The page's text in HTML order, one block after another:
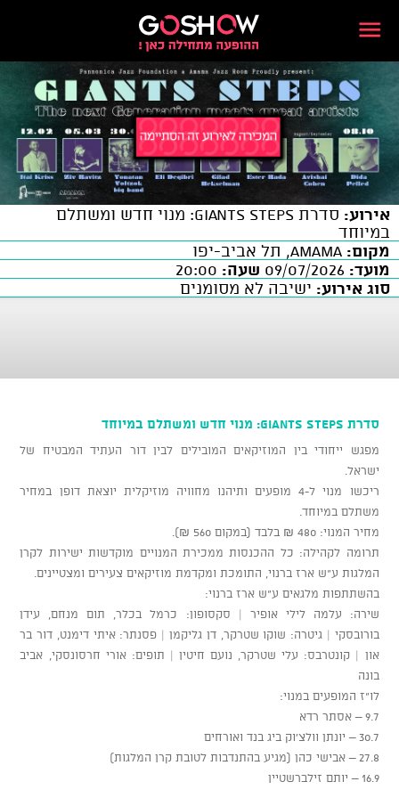
אירוע:
סדרת Giants Steps: מנוי חדש ומשתלם
במיוחד
מקום:
מועד:
שעה:
סוג אירוע: ישיבה לא מסומנים
סדרת Giants Steps: מנוי חדש ומשתלם במיוחד
מפגש ייחודי בין המוזיקאים המובילים לבין דור העתיד המבטיח של
ישראל.
ריכשו מנוי ל-4 מופעים ותיהנו מחוויה מוזיקלית יוצאת דופן במחיר
משתלם במיוחד.
​מחיר המנוי: 480 ₪ בלבד (במקום 560 ₪).
​תרומה לקהילה: כל ההכנסות ממכירת המנויים מוקדשות ישירות לקרן
המלגות ע"ש ארז ברנוי, התומכת ומקדמת מוזיקאים צעירים ומצטיינים.
​בהשתתפות מלגאים ע"ש ארז ברנוי:
​שירה: עלמה לילי אופיר | סקסופון: כרמל בכלר, תום מנחם, עידן
בורובסקי | גיטרה: שוקו שטרקר, דן גליקמן | פסנתר: איתי דימנט, דור בר
און | קונטרבס: עלי שטרקר, נועם חיטין | תופים: אורי חרסונסקי, אביב
בונה
​לו"ז המופעים במנוי:
​9.7 – אסתר רדא
​30.7 – יונתן וולצ'וק ביג בנד ואורחים
​27.8 – אבישי כהן (מגיע בהתנדבות לטובת קרן המלגות)
​16.9 – יותם זילברשטיין